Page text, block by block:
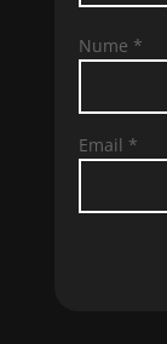
Nume *
Email *